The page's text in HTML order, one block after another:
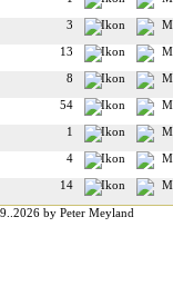
3
13
8
54
1
4
14
by Peter Meyland